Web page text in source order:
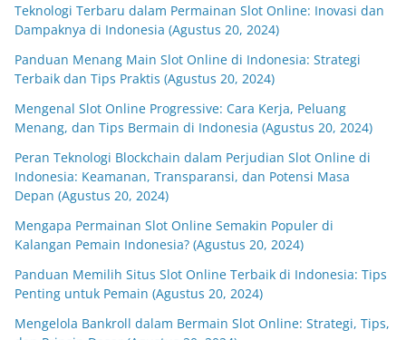
Teknologi Terbaru dalam Permainan Slot Online: Inovasi dan
Dampaknya di Indonesia (Agustus 20, 2024)
Panduan Menang Main Slot Online di Indonesia: Strategi
Terbaik dan Tips Praktis (Agustus 20, 2024)
Mengenal Slot Online Progressive: Cara Kerja, Peluang
Menang, dan Tips Bermain di Indonesia (Agustus 20, 2024)
Peran Teknologi Blockchain dalam Perjudian Slot Online di
Indonesia: Keamanan, Transparansi, dan Potensi Masa
Depan (Agustus 20, 2024)
Mengapa Permainan Slot Online Semakin Populer di
Kalangan Pemain Indonesia? (Agustus 20, 2024)
Panduan Memilih Situs Slot Online Terbaik di Indonesia: Tips
Penting untuk Pemain (Agustus 20, 2024)
Mengelola Bankroll dalam Bermain Slot Online: Strategi, Tips,